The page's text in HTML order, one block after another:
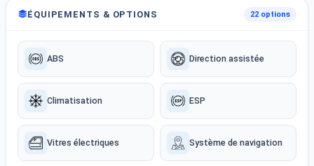
ÉQUIPEMENTS & OPTIONS 22 options
ABS Direction assistée
Climatisation ESP
Vitres électriques Système de navigation